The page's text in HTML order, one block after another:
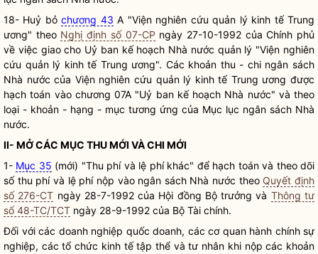
18- Huỷ bỏchương 43 A "Viện nghiên cứu quản lý kinh tế Trung
ương" theo Nghị định số 07-CP ngày 27-10-1992 của Chính phủ
về việc giao cho Uỷ ban kế hoạch Nhà nước quản lý "Viện nghiên
cứu quản lý kinh tế Trung ương". Các khoản thu - chi ngân sách
Nhà nước của Viện nghiên cứu quản lý kinh tế Trung ương được
hạch toán vào chương 07A "Uỷ ban kế hoạch Nhà nước" và theo
loại - khoản - hạng - mục tương ứng của Mục lục ngân sách Nhà
nước.
II- MỞ CÁC MỤC THU MỚI VÀ CHI MỚI
1- Mục 35 (mới) "Thu phí và lệ phí khác" để hạch toán và theo dõi
số thu phí và lệ phí nộp vào ngân sách Nhà nước theo Quyết định
số 276-CT ngày 28-7-1992 của Hội đồng Bộ trưởng và Thông tư
số 48-TC/TCT ngày 28-9-1992 của Bộ Tài chính.
Đối với các doanh nghiệp quốc doanh, các cơ quan hành chính sự
nghiệp, các tổ chức kinh tế tập thể và tư nhân khi nộp các khoản